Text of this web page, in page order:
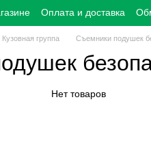
Оплата и доставка
Кузовная группа Съемники подушек
Нет товаров